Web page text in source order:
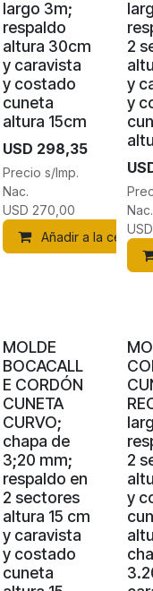
largo 3m;
respaldo
altura 30cm
y caravista
y costado
cuneta
altura 15cm
USD 298,35
Precio s/Imp.
Nac.
USD 270,00
Añadir a la cesta
2
y
y
Nac.
USD
MOLDE
BOCACALL
E CORDÓN
CUNETA
CURVO;
chapa de
3;20 mm;
respaldo en
2 sectores
altura 15 cm
y caravista
y costado
cuneta
2
y